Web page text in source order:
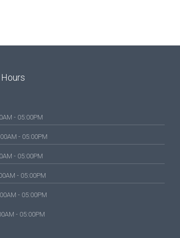
- 05:00PM
- 05:00PM
- 05:00PM
- 05:00PM
- 05:00PM
- 05:00PM